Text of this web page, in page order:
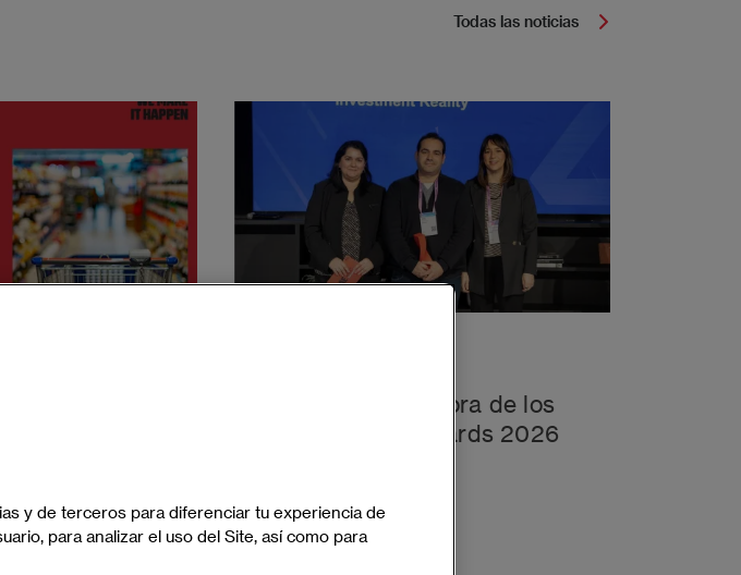
de la
en
Business
DeepEcho, ganadora de los
Tech & Planet Awards 2026
Todas las noticias
y de terceros para diferenciar tu experiencia de
para analizar el uso del Site, así como para